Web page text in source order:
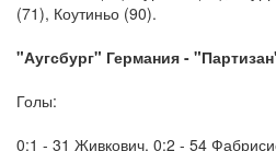
(71), Коутиньо (90).
"Аугсбург" Германия -
Голы:
0:1 - 31 Живкович, 0:2 - 54